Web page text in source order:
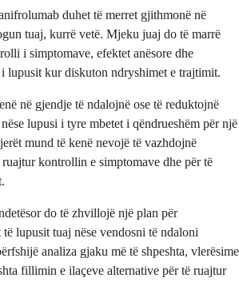
duhet të merret gjithmonë në
tuaj, kurrë vetë. Mjeku juaj do të marrë
i simptomave, efektet anësore dhe
lupusit kur diskuton ndryshimet e trajtimit.
në gjendje të ndalojnë ose të reduktojnë
lupusi i tyre mbetet i qëndrueshëm për një
mund të kenë nevojë të vazhdojnë
kontrollin e simptomave dhe për të
do të zhvillojë një plan për
lupusit tuaj nëse vendosni të ndaloni
analiza gjaku më të shpeshta, vlerësime
fillimin e ilaçeve alternative për të ruajtur